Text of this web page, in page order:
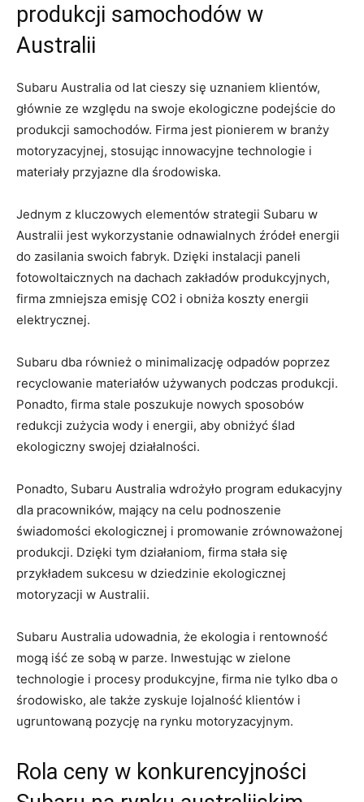
produkcji samochodów w
Australii
Subaru Australia od lat cieszy się​ uznaniem klientów,​
głównie ze względu na swoje ekologiczne podejście do
‍produkcji samochodów. Firma jest⁤ pionierem w branży ​
motoryzacyjnej,⁣ stosując innowacyjne technologie i
materiały przyjazne dla środowiska.
Jednym z⁢ kluczowych elementów strategii Subaru w
Australii jest wykorzystanie odnawialnych źródeł ​energii
do ⁤zasilania ⁢swoich fabryk. ⁣Dzięki instalacji paneli
fotowoltaicznych na dachach zakładów produkcyjnych,
firma zmniejsza emisję ⁣CO2 i obniża koszty energii
elektrycznej.
Subaru dba również o minimalizację odpadów ‌poprzez
recyclowanie‍ materiałów używanych podczas produkcji.
Ponadto, ⁣firma stale poszukuje nowych sposobów
redukcji​ zużycia wody i energii, aby obniżyć ‍ślad
ekologiczny swojej działalności.
Ponadto, ‍Subaru Australia ‍wdrożyło⁢ program edukacyjny
dla pracowników, mający na celu podnoszenie
świadomości‌ ekologicznej i promowanie zrównoważonej
produkcji. Dzięki tym⁢ działaniom, firma stała ‍się
przykładem sukcesu w dziedzinie ekologicznej
⁢motoryzacji w Australii.
Subaru Australia ‌udowadnia, że ekologia i rentowność ​
mogą iść ze sobą ⁤w parze. Inwestując w zielone
technologie i procesy produkcyjne, firma nie ​tylko dba o
środowisko, ale także zyskuje lojalność klientów i
ugruntowaną ⁣pozycję na rynku motoryzacyjnym.
Rola ceny w konkurencyjności